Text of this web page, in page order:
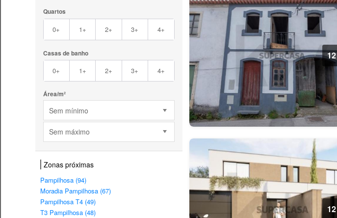
Quartos
0+ 1+ 2+ 3+ 4+
Casas de banho
0+ 1+ 2+ 3+ 4+
Área/m²
Sem mínimo
Sem máximo
Zonas próximas
Pampilhosa (94)
Moradia Pampilhosa (67)
Pampilhosa T4 (49)
T3 Pampilhosa (48)